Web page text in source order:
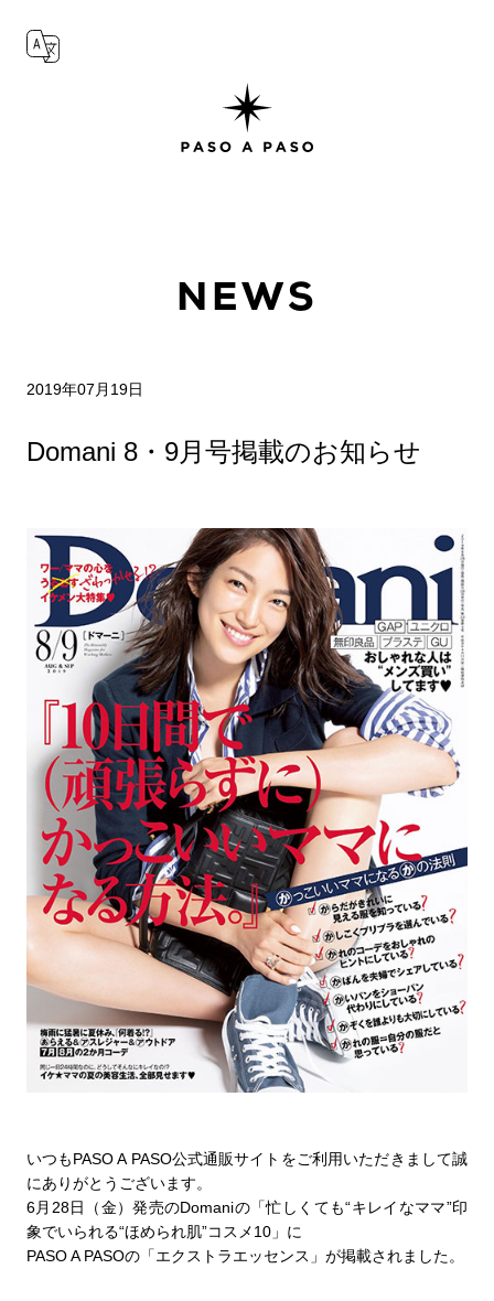
NEWS
2019年07月19日
Domani 8・9月号掲載のお知らせ
いつもPASO A PASO公式通販サイトをご利用いただきまして誠
にありがとうございます。
6月28日（金）発売のDomaniの「忙しくても“キレイなママ”印
象でいられる“ほめられ肌”コスメ10」に
PASO A PASOの「エクストラエッセンス」が掲載されました。